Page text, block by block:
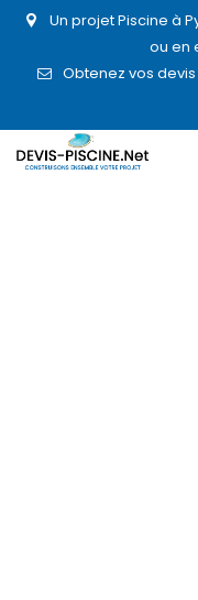
Un projet Piscine à
ou en
Obtenez vos